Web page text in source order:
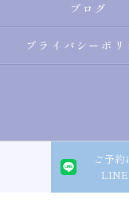
ご予約
LINE
ブログ
プライバシーポリ
© 2026 大阪市淀川区のト